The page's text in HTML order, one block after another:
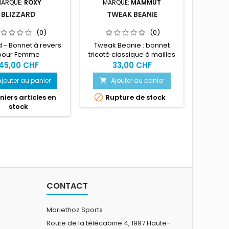
ROXY
BLIZZARD
(0)
- Bonnet à revers
Femme
CHF
au panier
articles en
stock
MARQUE: MAMMUT
TWEAK BEANIE
(0)
Tweak Beanie : bonnet
tricoté classique à mailles
fines à l’endroit.
33,00 CHF
 Ajouter au panier
 Rupture de stock
CONTACT
Mariethoz Sports
Route de la télécabine 4, 1997 Haute-